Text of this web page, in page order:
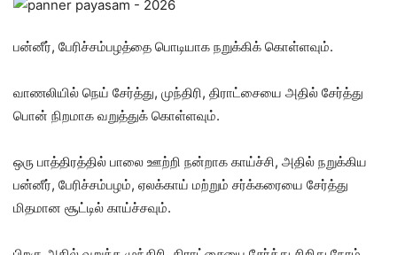
பன்னீர், பேரிச்சம்பழத்தை பொடியாக நறுக்கிக் கொள்ளவும்.
வாணலியில் நெய் சேர்த்து, முந்திரி, திராட்சையை அதில் சேர்த்து
பொன் நிறமாக வறுத்துக் கொள்ளவும்.
ஒரு பாத்திரத்தில் பாலை ஊற்றி நன்றாக காய்ச்சி, அதில் நறுக்கிய
பன்னீர், பேரிச்சம்பழம், ஏலக்காய் மற்றும் சர்க்கரையை சேர்த்து
மிதமான சூட்டில் காய்ச்சவும்.